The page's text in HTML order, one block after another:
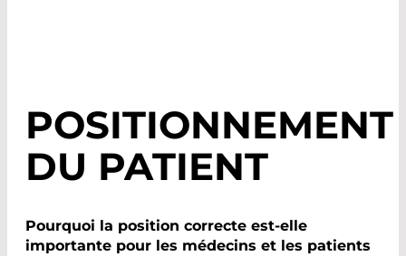
POSITIONNEMENT
DU PATIENT
Pourquoi la position correcte est-elle
importante pour les médecins et les patients